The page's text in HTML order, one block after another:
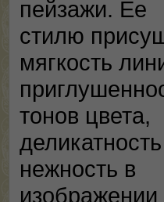
пейзажи. Ее
стилю
мягкость
тонов цвета,
нежность в
изображении